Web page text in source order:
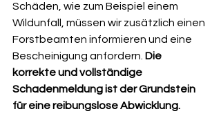
Schäden, wie zum Beispiel einem
Wildunfall, müssen wir zusätzlich einen
Forstbeamten informieren und eine
Bescheinigung anfordern. Die
korrekte und vollständige
Schadenmeldung ist der Grundstein
für eine reibungslose Abwicklung.